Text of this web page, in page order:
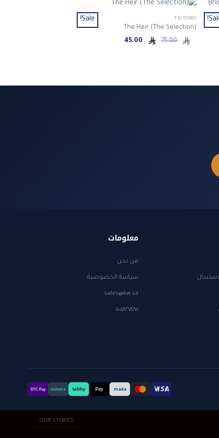
Sale! FICTIONS
The Heir (The Selection)
75.00
Original
price
معلومات
من نحن
سياسة الخصوصية
sales@kw.sa
٠٥٠٥٨٢٧٤٨٥
mada
Pay
tabby
tamara
STC Pay
OUR STORES